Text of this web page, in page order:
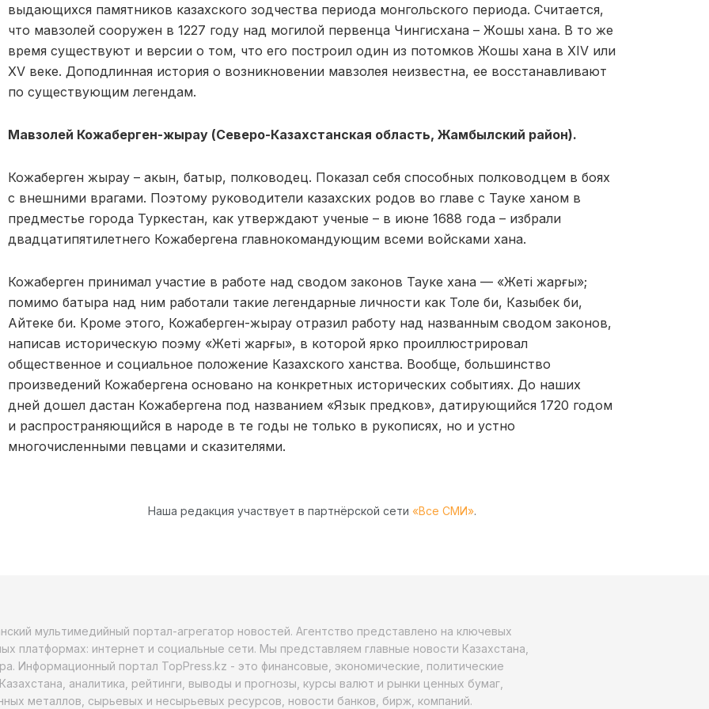
выдающихся памятников казахского зодчества периода монгольского периода. Считается,
что мавзолей сооружен в 1227 году над могилой первенца Чингисхана – Жошы хана. В то же
время существуют и версии о том, что его построил один из потомков Жошы хана в XIV или
XV веке. Доподлинная история о возникновении мавзолея неизвестна, ее восстанавливают
по существующим легендам.
Мавзолей Кожаберген-жырау (Северо-Казахстанская область, Жамбылский район).
Кожаберген жырау – акын, батыр, полководец. Показал себя способных полководцем в боях
с внешними врагами. Поэтому руководители казахских родов во главе с Тауке ханом в
предместье города Туркестан, как утверждают ученые – в июне 1688 года – избрали
двадцатипятилетнего Кожабергена главнокомандующим всеми войсками хана.
Кожаберген принимал участие в работе над сводом законов Тауке хана — «Жеті жарғы»;
помимо батыра над ним работали такие легендарные личности как Толе би, Казыбек би,
Айтеке би. Кроме этого, Кожаберген-жырау отразил работу над названным сводом законов,
написав историческую поэму «Жеті жарғы», в которой ярко проиллюстрировал
общественное и социальное положение Казахского ханства. Вообще, большинство
произведений Кожабергена основано на конкретных исторических событиях. До наших
дней дошел дастан Кожабергена под названием «Язык предков», датирующийся 1720 годом
и распространяющийся в народе в те годы не только в рукописях, но и устно
многочисленными певцами и сказителями.
Наша редакция участвует в партнёрской сети «Все СМИ».
мультимедийный портал-агрегатор новостей. Агентство представлено на ключевых
платформах: интернет и социальные сети. Мы представляем главные новости Казахстана,
Информационный портал TopPress.kz - это финансовые, экономические, политические
аналитика, рейтинги, выводы и прогнозы, курсы валют и рынки ценных бумаг,
металлов, сырьевых и несырьевых ресурсов, новости банков, бирж, компаний.